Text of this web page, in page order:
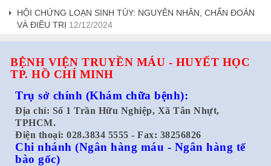
HỘI CHỨNG LOẠN SINH TỦY: NGUYÊN NHÂN, CHẨN ĐOÁN
VÀ ĐIỀU TRỊ 12/12/2024
BỆNH VIỆN TRUYỀN MÁU - HUYẾT HỌC
TP. HỒ CHÍ MINH
Trụ sở chính (Khám chữa bệnh):
Địa chỉ: Số 1 Trần Hữu Nghiệp, Xã Tân Nhựt,
TPHCM.
Điện thoại: 028.3834 5555 - Fax: 38256826
Chi nhánh (Ngân hàng máu - Ngân hàng tế
bào gốc)